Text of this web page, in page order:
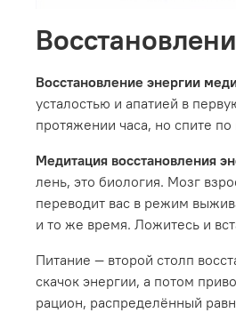
Восстановление энергии
усталостью и апатией в
протяжении часа, но спите
Медитация восстановления
лень, это биология. Мозг
переводит вас в режим
и то же время. Ложитесь и
Питание — второй столп
скачок энергии, а потом
рацион, распределённый